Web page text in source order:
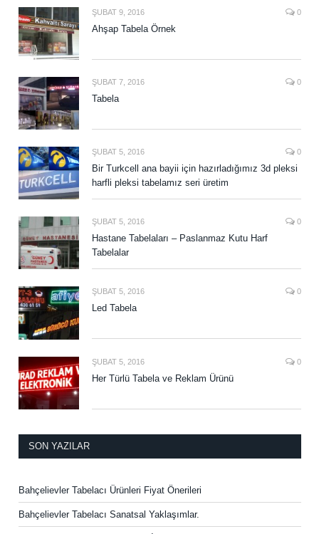
ŞUBAT 9, 2016 0
Ahşap Tabela Örnek
ŞUBAT 7, 2016 0
Tabela
ŞUBAT 5, 2016 0
Bir Turkcell ana bayii için hazırladığımız 3d pleksi
harfli pleksi tabelamız seri üretim
ŞUBAT 5, 2016 0
Hastane Tabelaları – Paslanmaz Kutu Harf
Tabelalar
ŞUBAT 5, 2016 0
Led Tabela
ŞUBAT 5, 2016 0
Her Türlü Tabela ve Reklam Ürünü
SON YAZILAR
Bahçelievler Tabelacı Ürünleri Fiyat Önerileri
Bahçelievler Tabelacı Sanatsal Yaklaşımlar.